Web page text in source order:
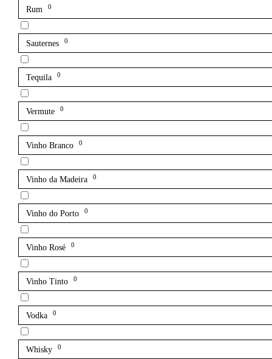
Rum 0
Sauternes 0
Tequila 0
Vermute 0
Vinho Branco 0
Vinho da Madeira 0
Vinho do Porto 0
Vinho Rosé 0
Vinho Tinto 0
Vodka 0
Whisky 0